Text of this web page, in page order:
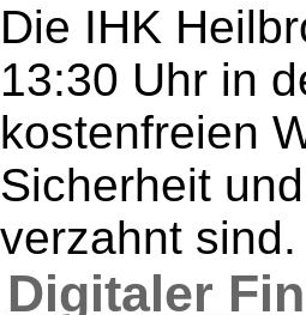
Die IHK
13:30 Uhr in
kostenfreien
Sicherheit
verzahnt
Digitaler